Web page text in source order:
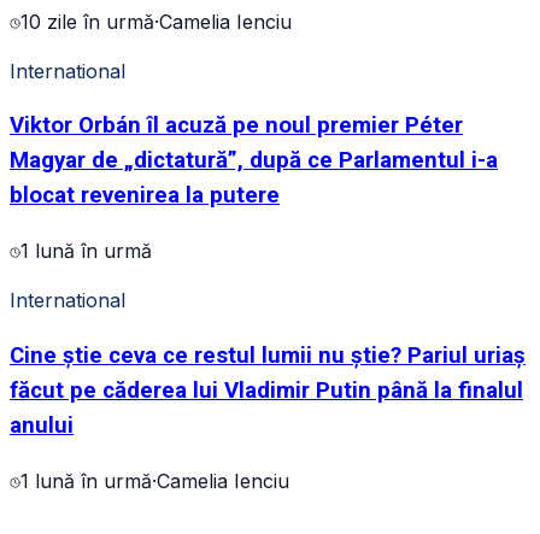
10 zile în urmă·Camelia Ienciu
International
Viktor Orbán îl acuză pe noul premier Péter
Magyar de „dictatură”, după ce Parlamentul i-a
blocat revenirea la putere
1 lună în urmă
International
Cine știe ceva ce restul lumii nu știe? Pariul uriaș
făcut pe căderea lui Vladimir Putin până la finalul
anului
1 lună în urmă·Camelia Ienciu